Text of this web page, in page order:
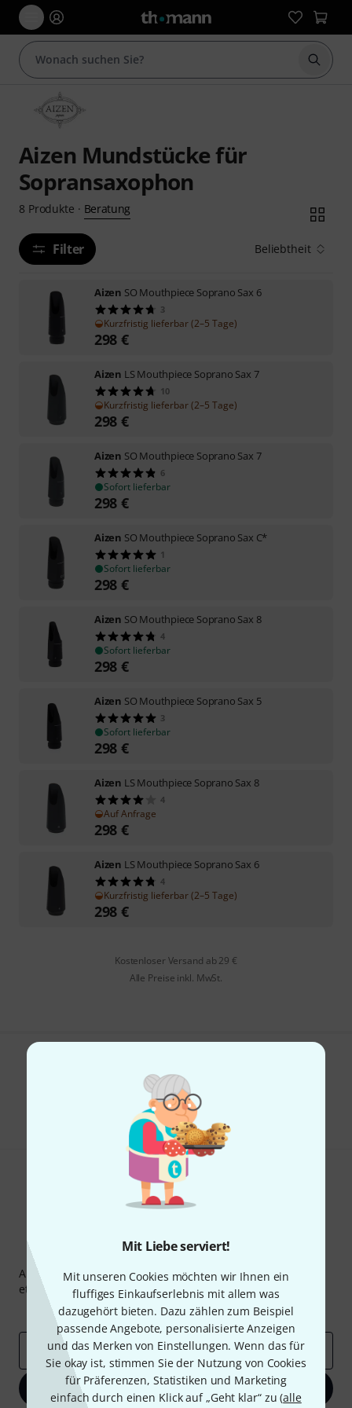
Mit Liebe serviert!
Mit unseren Cookies möchten wir Ihnen ein
fluffiges Einkaufserlebnis mit allem was
dazugehört bieten. Dazu zählen zum Beispiel
passende Angebote, personalisierte Anzeigen
und das Merken von Einstellungen. Wenn das für
Sie okay ist, stimmen Sie der Nutzung von Cookies
für Präferenzen, Statistiken und Marketing
einfach durch einen Klick auf „Geht klar“ zu (alle
Suche
Aizen Mundstücke für
Sopransaxophon
8 Produkte · Beratung
Filter Beliebtheit
Aizen SO Mouthpiece Soprano Sax 6
3
Kurzfristig lieferbar (2–5 Tage)
298 €
Aizen LS Mouthpiece Soprano Sax 7
10
Kurzfristig lieferbar (2–5 Tage)
298 €
Aizen SO Mouthpiece Soprano Sax 7
6
Sofort lieferbar
298 €
Aizen SO Mouthpiece Soprano Sax C*
1
Sofort lieferbar
298 €
Aizen SO Mouthpiece Soprano Sax 8
4
Sofort lieferbar
298 €
Aizen SO Mouthpiece Soprano Sax 5
3
Sofort lieferbar
298 €
Aizen LS Mouthpiece Soprano Sax 8
4
Auf Anfrage
298 €
Aizen LS Mouthpiece Soprano Sax 6
4
Kurzfristig lieferbar (2–5 Tage)
298 €
Kostenloser Versand ab 29 €
Alle Preise inkl. MwSt.
Gefällt Ihnen, was Sie sehen?
Hilfe & Feedback
Thomann Newsletter
Abonniere den Thomann Newsletter und gewinne mit
etwas Glück einen von50 Gutscheinenüber jeweils
Inspirierende Beiträge
Deals Thomann Insights
E-Mail-Adresse*
Jetzt anmelden